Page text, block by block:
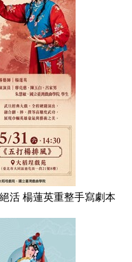
活 楊蓮英重整手寫劇本